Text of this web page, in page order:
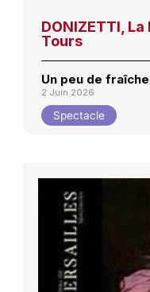
DONIZETTI,
Tours
Un peu de
2 Juin 2026
Spectacle